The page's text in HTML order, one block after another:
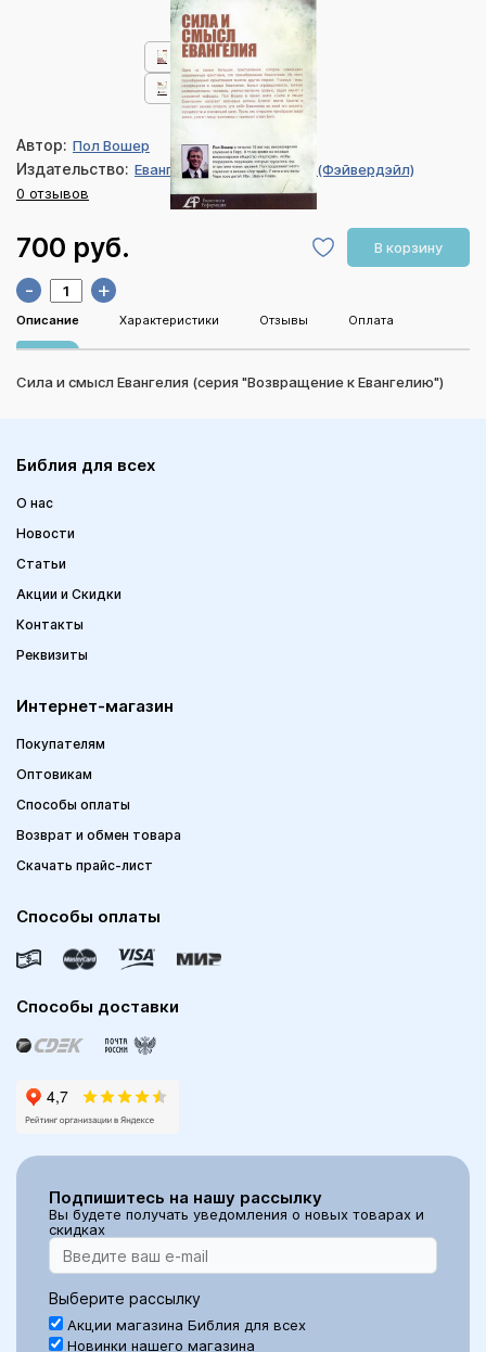
Автор: Пол Вошер
Издательство: Евангелие и Реформация (Фэйвердэйл)
0 отзывов
700 руб. В корзину
- +
Описание Характеристики Отзывы Оплата
Сила и смысл Евангелия (серия "Возвращение к Евангелию")
Библия для всех
О нас
Новости
Статьи
Акции и Скидки
Контакты
Реквизиты
Интернет-магазин
Покупателям
Оптовикам
Способы оплаты
Возврат и обмен товара
Скачать прайс-лист
Способы оплаты
Способы доставки
Подпишитесь на нашу рассылку
Вы будете получать уведомления о новых товарах и
скидках
Выберите рассылку
Акции магазина Библия для всех
Новинки нашего магазина